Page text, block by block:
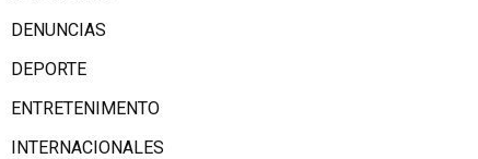
DENUNCIAS
DEPORTE
ENTRETENIMENTO
INTERNACIONALES